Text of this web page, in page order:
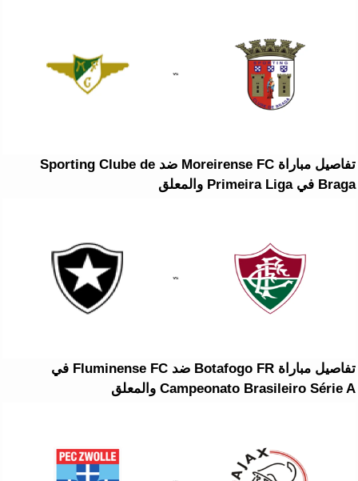
تفاصيل مباراة Moreirense FC ضد Sporting Clube de
Braga في Primeira Liga والمعلق
تفاصيل مباراة Botafogo FR ضد Fluminense FC في
Campeonato Brasileiro Série A والمعلق